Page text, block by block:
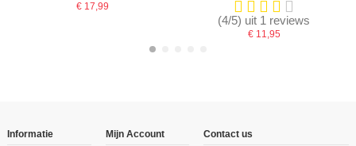
€ 17,99
(4/5) uit 1 reviews
€ 11,95
Informatie Mijn Account Contact us